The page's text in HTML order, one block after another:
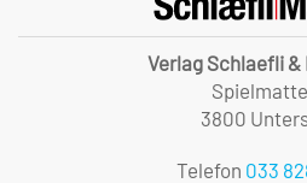
Verlag Schlaefli &
Spielmatte
3800
Telefon 033